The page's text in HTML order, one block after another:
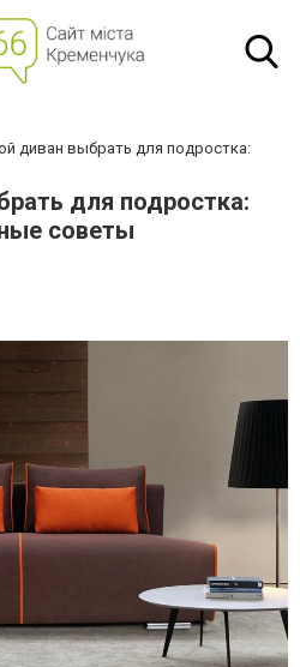
диван выбрать для подростка:
для подростка:
советы